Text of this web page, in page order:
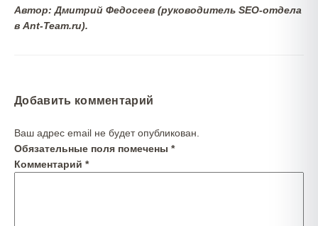
Автор: Дмитрий Федосеев (руководитель SEO-отдела
в Ant-Team.ru).
Добавить комментарий
Ваш адрес email не будет опубликован.
Обязательные поля помечены *
Комментарий *